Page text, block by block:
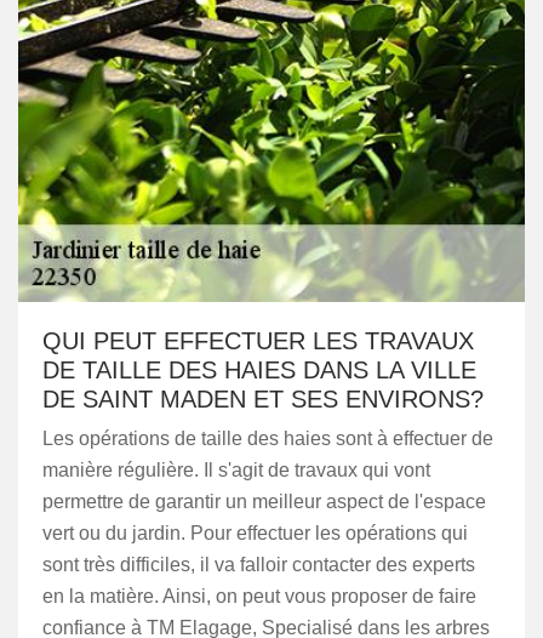
QUI PEUT EFFECTUER LES TRAVAUX
DE TAILLE DES HAIES DANS LA VILLE
DE SAINT MADEN ET SES ENVIRONS?
Les opérations de taille des haies sont à effectuer de
manière régulière. Il s'agit de travaux qui vont
permettre de garantir un meilleur aspect de l'espace
vert ou du jardin. Pour effectuer les opérations qui
sont très difficiles, il va falloir contacter des experts
en la matière. Ainsi, on peut vous proposer de faire
confiance à TM Elagage, Specialisé dans les arbres